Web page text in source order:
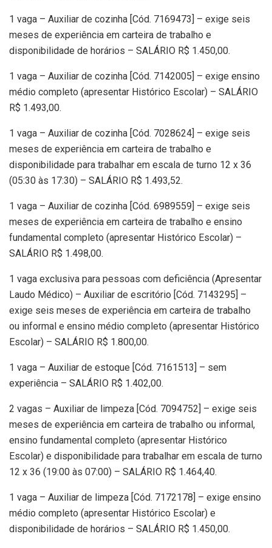
1 vaga – Auxiliar de cozinha [Cód. 7169473] – exige seis
meses de experiência em carteira de trabalho e
disponibilidade de horários – SALÁRIO R$ 1.450,00.
1 vaga – Auxiliar de cozinha [Cód. 7142005] – exige ensino
médio completo (apresentar Histórico Escolar) – SALÁRIO
R$ 1.493,00.
1 vaga – Auxiliar de cozinha [Cód. 7028624] – exige seis
meses de experiência em carteira de trabalho e
disponibilidade para trabalhar em escala de turno 12 x 36
(05:30 às 17:30) – SALÁRIO R$ 1.493,52.
1 vaga – Auxiliar de cozinha [Cód. 6989559] – exige seis
meses de experiência em carteira de trabalho e ensino
fundamental completo (apresentar Histórico Escolar) –
SALÁRIO R$ 1.498,00.
1 vaga exclusiva para pessoas com deficiência (Apresentar
Laudo Médico) – Auxiliar de escritório [Cód. 7143295] –
exige seis meses de experiência em carteira de trabalho
ou informal e ensino médio completo (apresentar Histórico
Escolar) – SALÁRIO R$ 1.800,00.
1 vaga – Auxiliar de estoque [Cód. 7161513] – sem
experiência – SALÁRIO R$ 1.402,00.
2 vagas – Auxiliar de limpeza [Cód. 7094752] – exige seis
meses de experiência em carteira de trabalho ou informal,
ensino fundamental completo (apresentar Histórico
Escolar) e disponibilidade para trabalhar em escala de turno
12 x 36 (19:00 às 07:00) – SALÁRIO R$ 1.464,40.
1 vaga – Auxiliar de limpeza [Cód. 7172178] – exige ensino
médio completo (apresentar Histórico Escolar) e
disponibilidade de horários – SALÁRIO R$ 1.450,00.